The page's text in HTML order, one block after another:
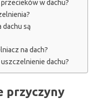
w dachu?
dachu są
na dach?
dachu?
przyczyny